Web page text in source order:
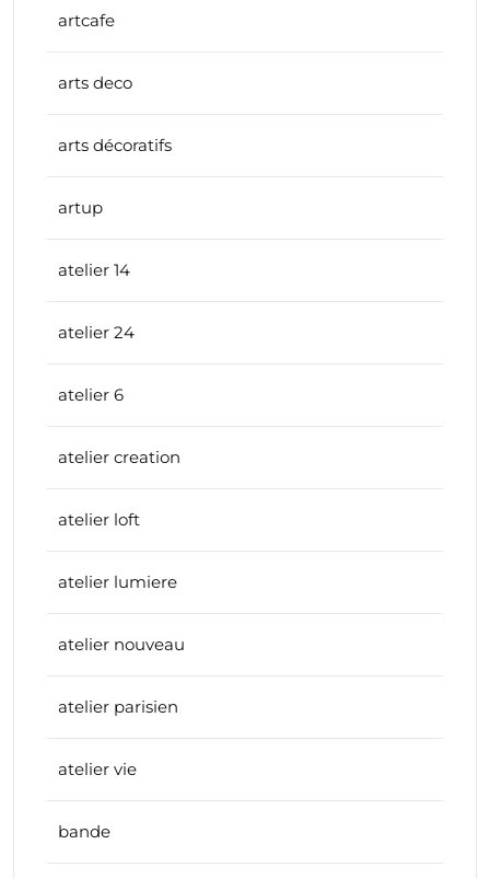
artcafe
arts deco
arts décoratifs
artup
atelier 14
atelier 24
atelier 6
atelier creation
atelier loft
atelier lumiere
atelier nouveau
atelier parisien
atelier vie
bande